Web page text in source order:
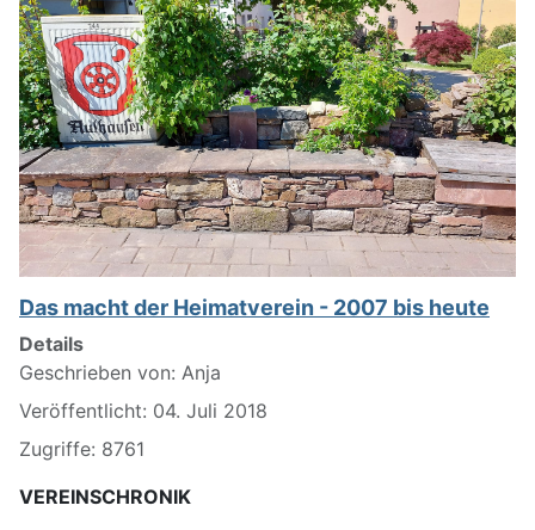
Das macht der Heimatverein - 2007 bis heute
Details
Geschrieben von: Anja
Veröffentlicht: 04. Juli 2018
Zugriffe: 8761
VEREINSCHRONIK